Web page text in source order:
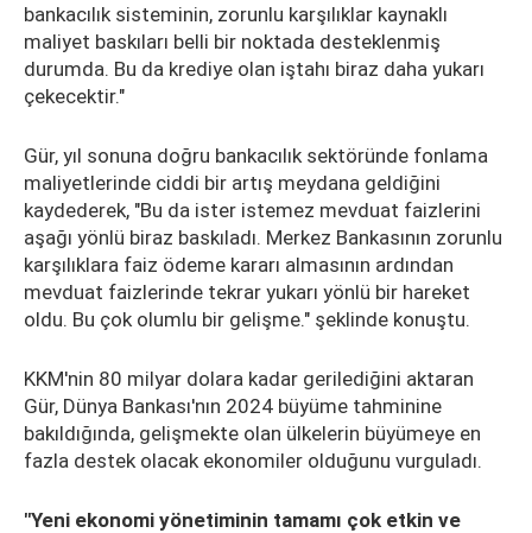
bankacılık sisteminin, zorunlu karşılıklar kaynaklı
maliyet baskıları belli bir noktada desteklenmiş
durumda. Bu da krediye olan iştahı biraz daha yukarı
çekecektir."
Gür, yıl sonuna doğru bankacılık sektöründe fonlama
maliyetlerinde ciddi bir artış meydana geldiğini
kaydederek, "Bu da ister istemez mevduat faizlerini
aşağı yönlü biraz baskıladı. Merkez Bankasının zorunlu
karşılıklara faiz ödeme kararı almasının ardından
mevduat faizlerinde tekrar yukarı yönlü bir hareket
oldu. Bu çok olumlu bir gelişme." şeklinde konuştu.
KKM'nin 80 milyar dolara kadar gerilediğini aktaran
Gür, Dünya Bankası'nın 2024 büyüme tahminine
bakıldığında, gelişmekte olan ülkelerin büyümeye en
fazla destek olacak ekonomiler olduğunu vurguladı.
"Yeni ekonomi yönetiminin tamamı çok etkin ve